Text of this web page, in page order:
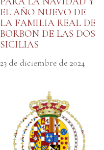
EL AÑO NUEVO DE
LA FAMILIA REAL DE
BORBON DE LAS DOS
SICILIAS
23 de diciembre de 2024